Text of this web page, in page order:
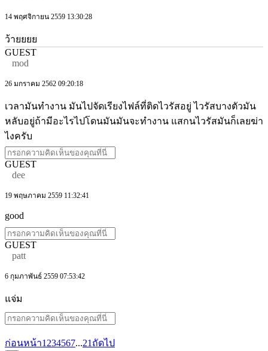
14 พฤศจิกายน 2559 13:30:28
ว้ายยยย
GUEST
mod
26 มกราคม 2562 09:20:18
เวลามันทำงาน มันไปจัดเรียงไฟล์ที่ติดไวรัสอยู่ ไวรัสบางตัวมัน
หลับอยู่ถ้ามีอะไรไปโดนมันมันจะทำงาน แสกนไวรัสมันก็เลยฆ่า
ไงครับ
GUEST
dee
19 พฤษภาคม 2559 11:32:41
good
GUEST
patt
6 กุมภาพันธ์ 2559 07:53:42
แจ่ม
ก่อนหน้า1 234567...21 ถัดไป